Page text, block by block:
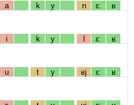
a k y n ɛː ʁ
i k y l ɛː ʁ
u t y ʁj ɛː ʁ